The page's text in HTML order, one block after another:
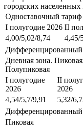
городских населенных
Одноставочный тариф
I полугодие 2026 II
4,00/5,02/8,74
4,45/
Дневная зона.
Полупиковая
I полугодие
2026
II
2026
4,54/5,7/9,91
5,32/
Пиковая